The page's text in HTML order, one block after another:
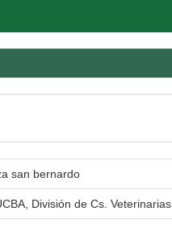
san bernardo
División de Cs. Veterinarias.